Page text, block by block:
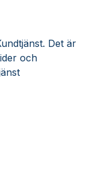
Det är
och